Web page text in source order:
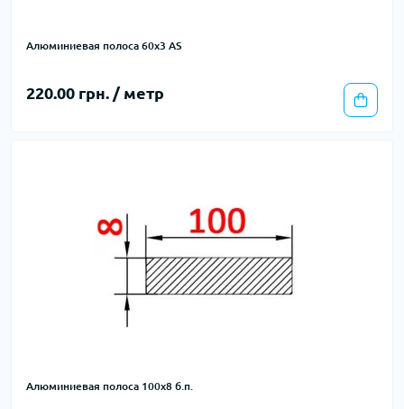
Алюминиевая полоса 60х3 AS
220.00 грн. / метр
Алюминиевая полоса 100х8 б.п.